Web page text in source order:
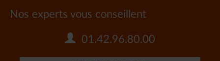
Nos experts vous conseillent
01.42.96.80.00